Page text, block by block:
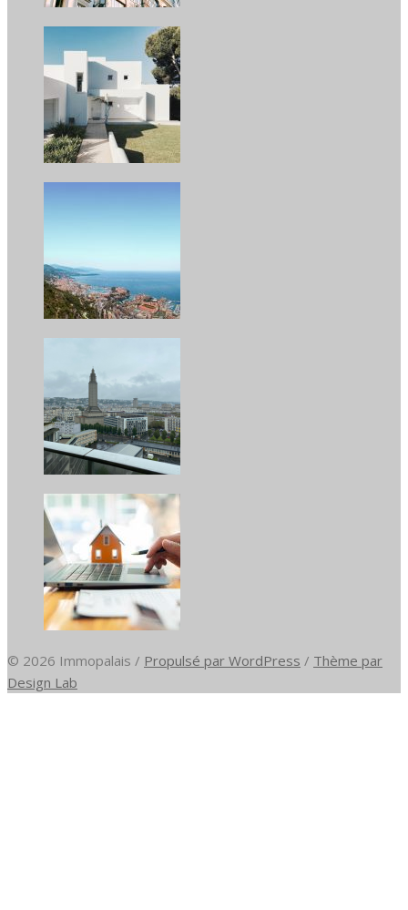
© 2026 Immopalais / Propulsé par WordPress / Thème par
Design Lab